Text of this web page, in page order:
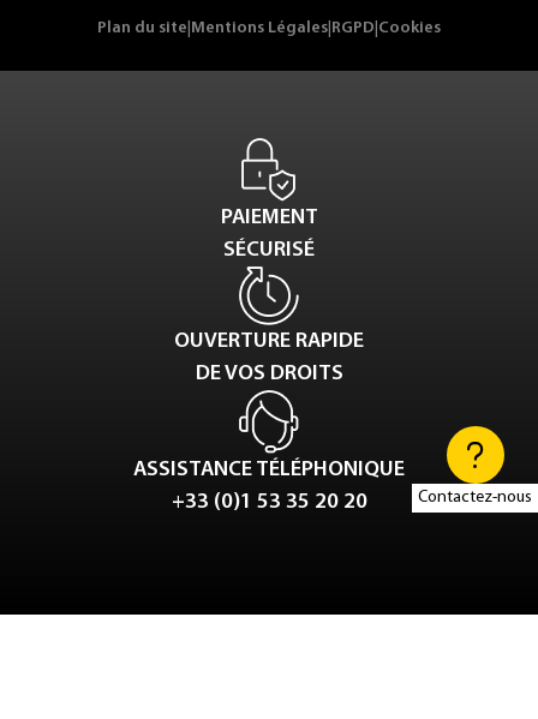
Contactez-nous
Plan du site Mentions Légales RGPD Cookies
PAIEMENT
SÉCURISÉ
OUVERTURE RAPIDE
DE VOS DROITS
ASSISTANCE TÉLÉPHONIQUE
+33 (0)1 53 35 20 20